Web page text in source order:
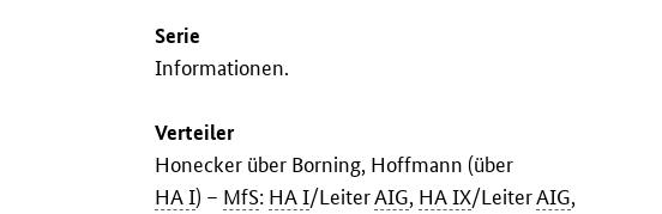
Serie
Informationen.
Verteiler
Honecker über Borning, Hoffmann (über
HA I) – MfS: HA I/LeiterAIG, HA IX/LeiterAIG,